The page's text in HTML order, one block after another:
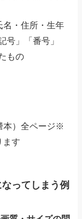
名・住所・生年
号」「番号」
もの
本）全ページ※
ます
ってしまう例